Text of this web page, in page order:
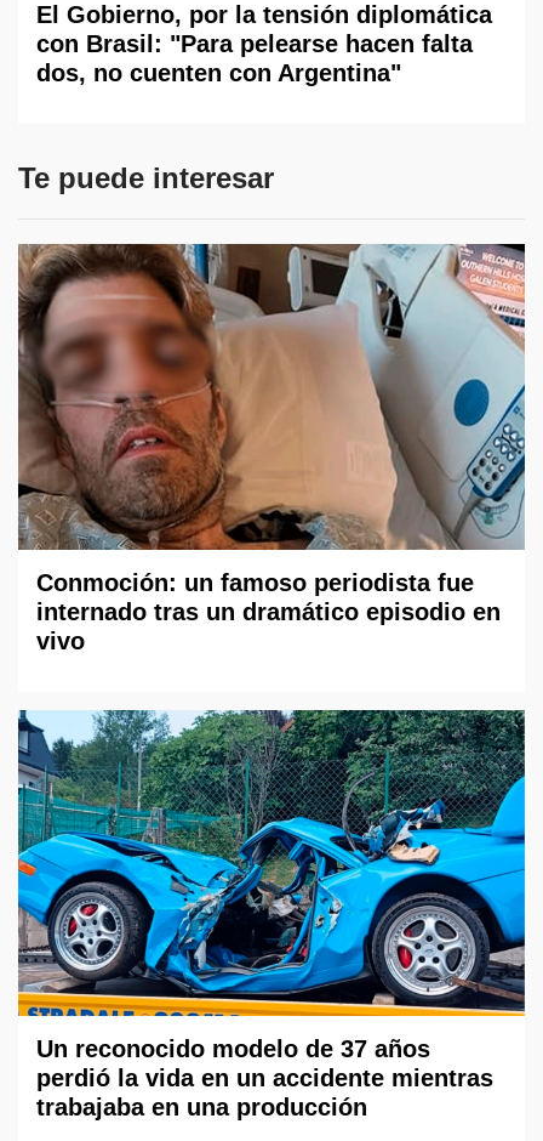
El Gobierno, por la tensión diplomática
con Brasil: "Para pelearse hacen falta
dos, no cuenten con Argentina"
Te puede interesar
Conmoción: un famoso periodista fue
internado tras un dramático episodio en
vivo
Un reconocido modelo de 37 años
perdió la vida en un accidente mientras
trabajaba en una producción